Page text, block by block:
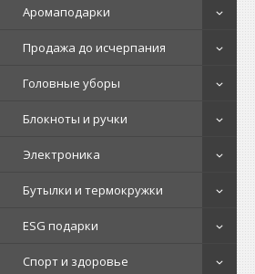
Аромаподарки
Продажа до исчерпания
Головные уборы
Блокноты и ручки
Электроника
Бутылки и термокружки
ESG подарки
Спорт и здоровье